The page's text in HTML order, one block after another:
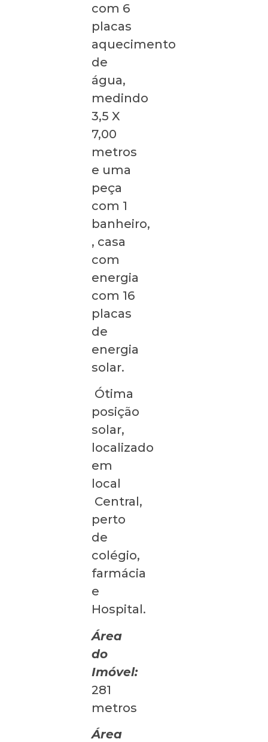
com 6
placas
aquecimento
de
água,
medindo
3,5 X
7,00
metros
e uma
peça
com 1
banheiro,
, casa
com
energia
com 16
placas
de
energia
solar.
Ótima
posição
solar,
localizado
em
local
Central,
perto
de
colégio,
farmácia
e
Hospital.
Área
do
Imóvel:
281
metros
Área